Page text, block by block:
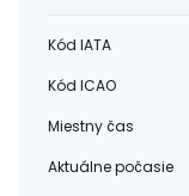
Kód IATA
Kód ICAO
Miestny čas
Aktuálne počasie